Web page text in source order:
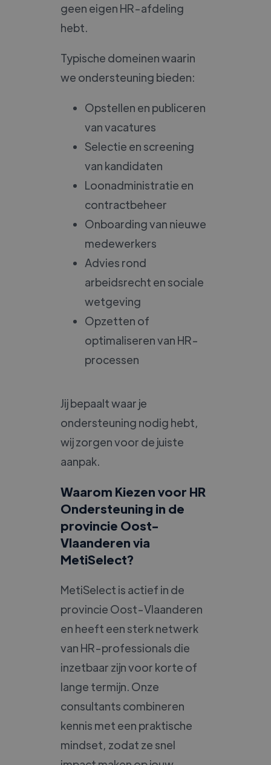
geen eigen HR-afdeling
hebt.
Typische domeinen waarin
we ondersteuning bieden:
Opstellen en publiceren
van vacatures
Selectie en screening
van kandidaten
Loonadministratie en
contractbeheer
Onboarding van nieuwe
medewerkers
Advies rond
arbeidsrecht en sociale
wetgeving
Opzetten of
optimaliseren van HR-
processen
Jij bepaalt waar je
ondersteuning nodig hebt,
wij zorgen voor de juiste
aanpak.
Waarom Kiezen voor HR
Ondersteuning in de
provincie Oost-
Vlaanderen via
MetiSelect?
MetiSelect is actief in de
provincie Oost-Vlaanderen
en heeft een sterk netwerk
van HR-professionals die
inzetbaar zijn voor korte of
lange termijn. Onze
consultants combineren
kennis met een praktische
mindset, zodat ze snel